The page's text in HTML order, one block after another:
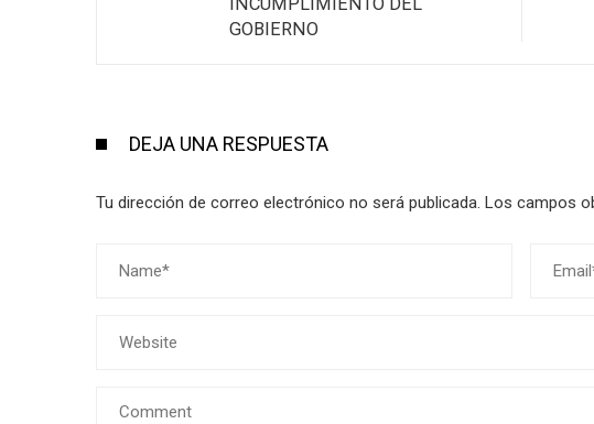
GOBIERNO
DEJA UNA RESPUESTA
Tu dirección de correo electrónico no será publicada. Los campos